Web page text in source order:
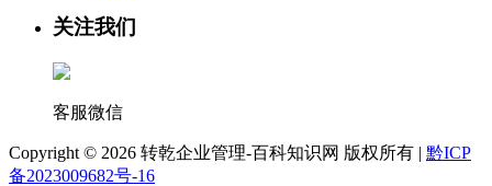
关注我们
客服微信
Copyright © 2026 转乾企业管理-百科知识网 版权所有 | 黔ICP
备2023009682号-16